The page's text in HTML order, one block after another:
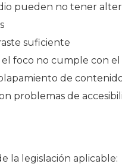
pueden no tener
suficiente
el foco no cumple con
de
problemas de
la legislación aplicable: